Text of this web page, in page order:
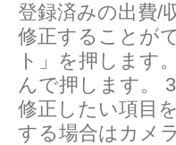
登録済みの出費/
修正することが
ト」を押します
んで押します。
修正したい項目
する場合はカメ